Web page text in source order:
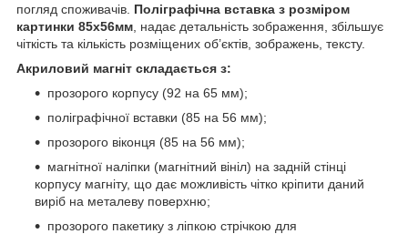
погляд споживачів. Поліграфічна вставка з розміром
картинки 85х56мм , надає детальність зображення, збільшує
чіткість та кількість розміщених об’єктів, зображень, тексту.
Акриловий магніт складається з:
прозорого корпусу (92 на 65 мм);
поліграфічної вставки (85 на 56 мм);
прозорого віконця (85 на 56 мм);
магнітної наліпки (магнітний вініл) на задній стінці
корпусу магніту, що дає можливість чітко кріпити даний
виріб на металеву поверхню;
прозорого пакетику з ліпкою стрічкою для